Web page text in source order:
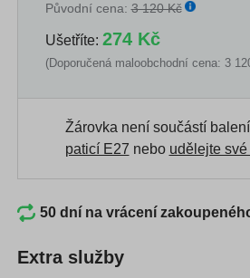
Původní cena:3 120 Kč
Ušetříte: 274 Kč
(Doporučená maloobchodní cena: 3
Žárovka není součástí
paticí E27 nebo udělejte
50 dní na vrácení
Extra služby